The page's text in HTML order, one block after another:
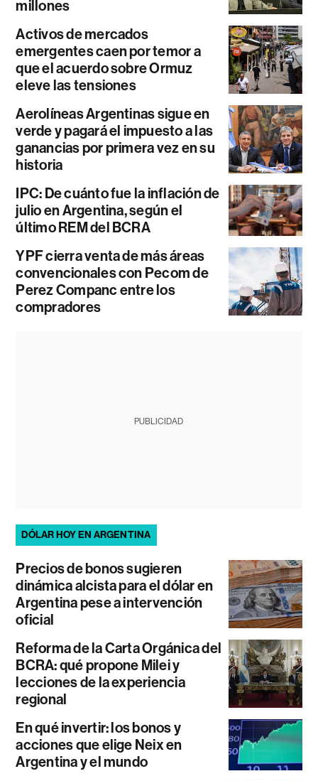
millones
Activos de mercados
emergentes caen por temor a
que el acuerdo sobre Ormuz
eleve las tensiones
Aerolíneas Argentinas sigue en
verde y pagará el impuesto a las
ganancias por primera vez en su
historia
IPC: De cuánto fue la inflación de
julio en Argentina, según el
último REM del BCRA
YPF cierra venta de más áreas
convencionales con Pecom de
Perez Companc entre los
compradores
PUBLICIDAD
DÓLAR HOY EN ARGENTINA
Precios de bonos sugieren
dinámica alcista para el dólar en
Argentina pese a intervención
oficial
Reforma de la Carta Orgánica del
BCRA: qué propone Milei y
lecciones de la experiencia
regional
En qué invertir: los bonos y
acciones que elige Neix en
Argentina y el mundo